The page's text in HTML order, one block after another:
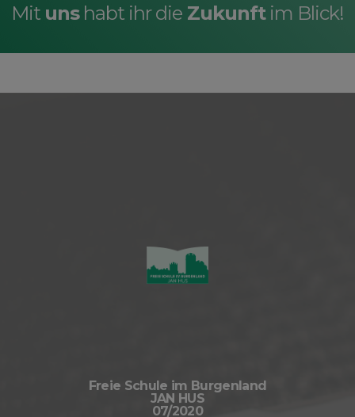
Mit unshabt ihr die Zukunftim Blick!
Freie Schule im Burgenland
JAN HUS
07/2020